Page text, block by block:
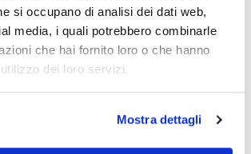
si occupano di analisi dei dati web,
media, i quali potrebbero combinarle
che hai fornito loro o che hanno
dei loro servizi.
Mostra dettagli
(W) : 280
4
un'alta intensità di ultrasuoni
costante e frequenza automatica
indipendentemente dalle dimensioni del